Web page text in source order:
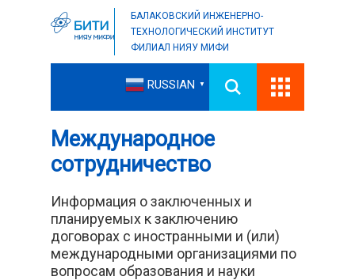
БАЛАКОВСКИЙ ИНЖЕНЕРНО-
ТЕХНОЛОГИЧЕСКИЙ ИНСТИТУТ
ФИЛИАЛ НИЯУ МИФИ
RUSSIAN ▼
Международное
сотрудничество
Информация о заключенных и
планируемых к заключению
договорах с иностранными и (или)
международными организациями по
вопросам образования и науки